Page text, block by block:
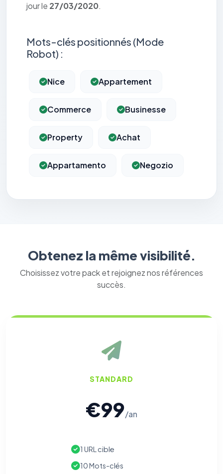
jour le 27/03/2020.
Mots-clés positionnés (Mode
Robot) :
Nice Appartement
Commerce Businesse
Property Achat
Appartamento Negozio
Obtenez la même visibilité.
Choisissez votre pack et rejoignez nos références
succès.
STANDARD
€99/an
1 URL cible
10 Mots-clés